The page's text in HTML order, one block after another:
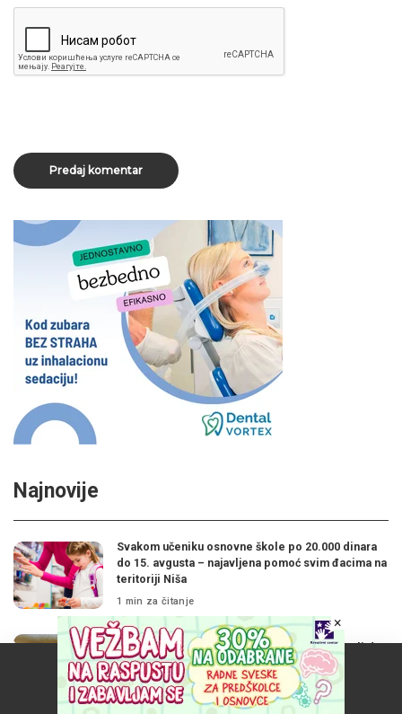
Najnovije
Svakom učeniku osnovne škole po 20.000 dinara
do 15. avgusta – najavljena pomoć svim đacima na
teritoriji Niša
1 min za čitanje
Moj tinejdžer vikendom spava do PODNE. Da li da
mu dozvolim?
6 min za čitanje
Naš vebsajt koristi kolačiće da poboljša vaše iskustvo.
Prihvatam
×